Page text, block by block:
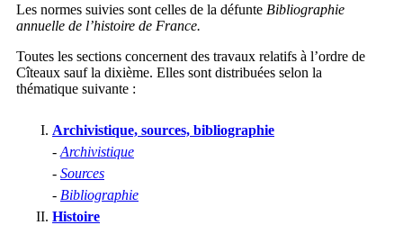
Les normes suivies sont celles de la défunte Bibliographie
annuelle de l’histoire de France.
Toutes les sections concernent des travaux relatifs à l’ordre de
Cîteaux sauf la dixième. Elles sont distribuées selon la
thématique suivante :
Archivistique, sources, bibliographie
- Archivistique
- Sources
- Bibliographie
Histoire